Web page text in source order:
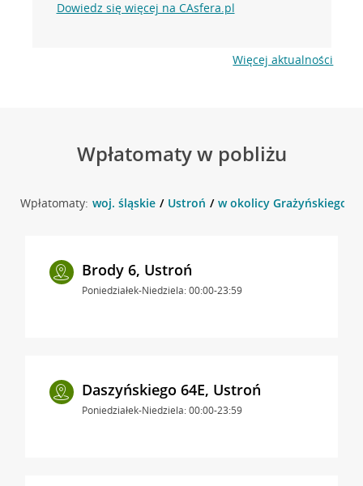
Dowiedz się więcej na CAsfera.pl
Więcej aktualności
Wpłatomaty w pobliżu
Wpłatomaty: woj. śląskie Ustroń w okolicy Grażyńskiego 7
Brody 6, Ustroń
Poniedziałek-Niedziela: 00:00-23:59
Daszyńskiego 64E, Ustroń
Poniedziałek-Niedziela: 00:00-23:59